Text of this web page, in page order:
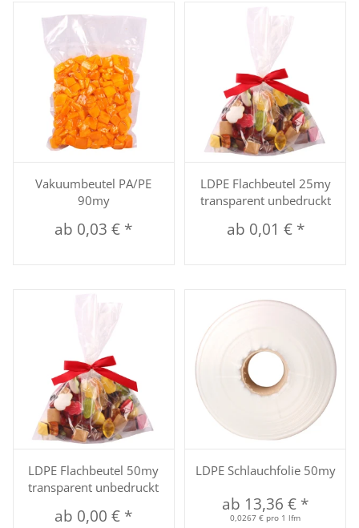
Vakuumbeutel PA/PE
90my
ab 0,03 € *
LDPE Flachbeutel 25my
transparent unbedruckt
ab 0,01 € *
LDPE Flachbeutel 50my
transparent unbedruckt
ab 0,00 € *
LDPE Schlauchfolie 50my
ab 13,36 € *
0,0267 € pro 1 lfm